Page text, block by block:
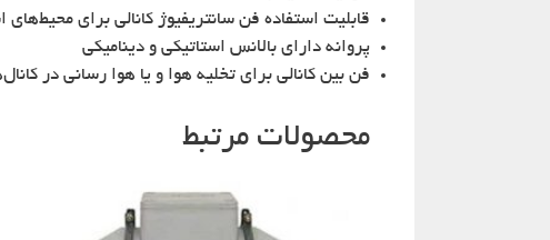
قابلیت استفاده فن سانتریفیوژ کانالی برای
پروانه دارای بالانس استاتیکی و دینامیکی
فن بین کانالی برای تخلیه هوا و یا هوا رسانی در
محصولات مرتبط